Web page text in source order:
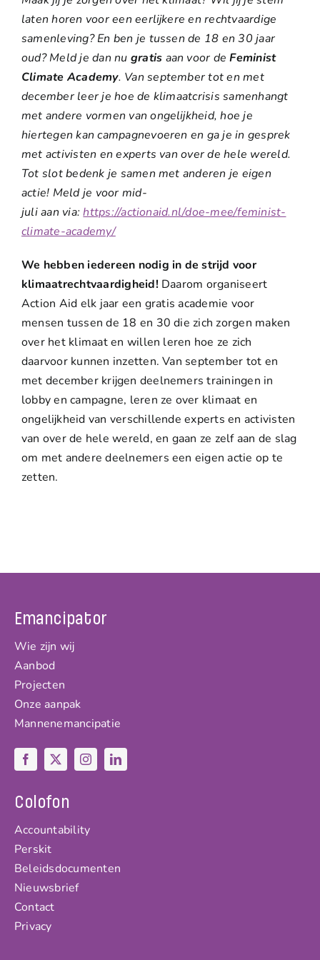
laten horen voor een eerlijkere en rechtvaardige
samenleving? En ben je tussen de 18 en 30 jaar
oud? Meld je dan nu gratis aan voor deFeminist
Climate Academy. Van september tot en met
december leer je hoe de klimaatcrisis samenhangt
met andere vormen van ongelijkheid, hoe je
hiertegen kan campagnevoeren en ga je in gesprek
met activisten en experts van over de hele wereld.
Tot slot bedenk je samen met anderen je eigen
actie! Meld je voor mid-
juli aan via:https://actionaid.nl/doe-mee/feminist-
climate-academy/
We hebben iedereen nodig in de strijd voor
klimaatrechtvaardigheid! Daarom organiseert
Action Aid elk jaar een gratis academie voor
mensen tussen de 18 en 30 die zich zorgen maken
over het klimaat en willen leren hoe ze zich
daarvoor kunnen inzetten. Van september tot en
met december krijgen deelnemers trainingen in
lobby en campagne, leren ze over klimaat en
ongelijkheid van verschillende experts en activisten
van over de hele wereld, en gaan ze zelf aan de slag
om met andere deelnemers een eigen actie op te
zetten.
Emancipator
Wie zijn wij
Aanbod
Projecten
Onze aanpak
Mannenemancipatie
Colofon
Accountability
Perskit
Beleidsdocumenten
Nieuwsbrief
Contact
Privacy